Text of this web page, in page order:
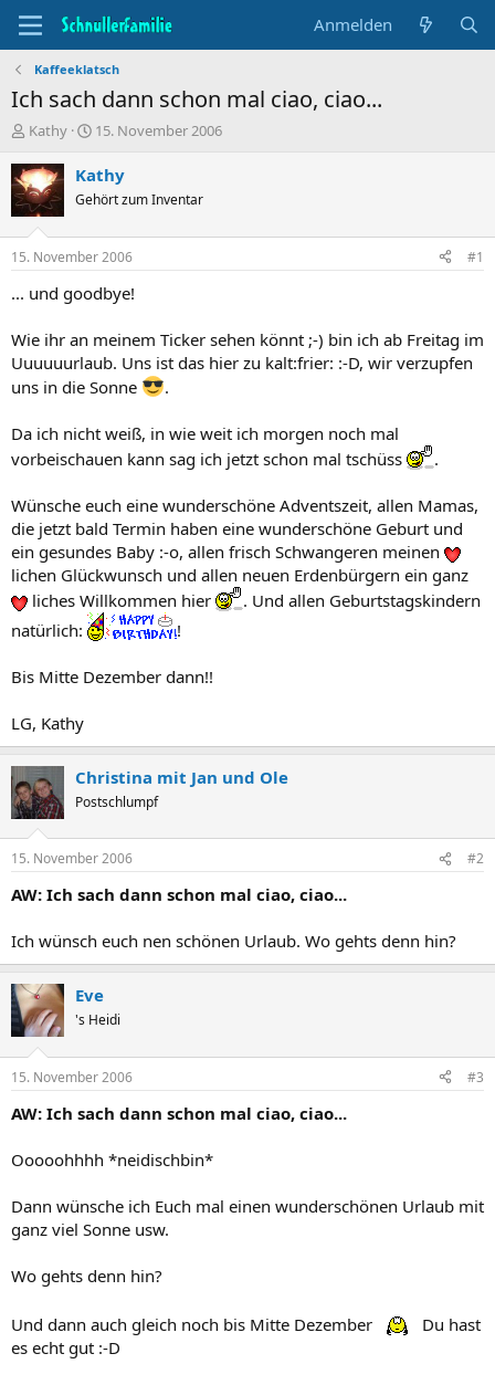
Anmelden
Kaffeeklatsch
Ich sach dann schon mal ciao, ciao...
T
e
m
e
n
t
a
e
r
Kathy
B
g
i
n
a
t
15. November 2006
Kathy
Gehört zum Inventar
15. November 2006 #1
... und goodbye!
Wie ihr an meinem Ticker sehen könnt ;-) bin ich ab Freitag im
Uuuuuurlaub. Uns ist das hier zu kalt:frier: :-D, wir verzupfen
uns in die Sonne
.
Da ich nicht weiß, in wie weit ich morgen noch mal
vorbeischauen kann sag ich jetzt schon mal tschüss
.
Wünsche euch eine wunderschöne Adventszeit, allen Mamas,
die jetzt bald Termin haben eine wunderschöne Geburt und
ein gesundes Baby :-o, allen frisch Schwangeren meinen
lichen Glückwunsch und allen neuen Erdenbürgern ein ganz
liches Willkommen hier
. Und allen Geburtstagskindern
natürlich:
!
Bis Mitte Dezember dann!!
LG, Kathy
Christina mit Jan und Ole
Postschlumpf
15. November 2006 #2
AW: Ich sach dann schon mal ciao, ciao...
Ich wünsch euch nen schönen Urlaub. Wo gehts denn hin?
Eve
's Heidi
15. November 2006 #3
AW: Ich sach dann schon mal ciao, ciao...
Ooooohhhh *neidischbin*
Dann wünsche ich Euch mal einen wunderschönen Urlaub mit
ganz viel Sonne usw.
Wo gehts denn hin?
Und dann auch gleich noch bis Mitte Dezember
Du hast
es echt gut :-D